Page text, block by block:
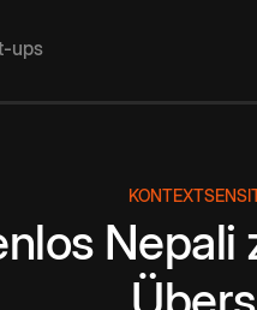
ups
Nepali